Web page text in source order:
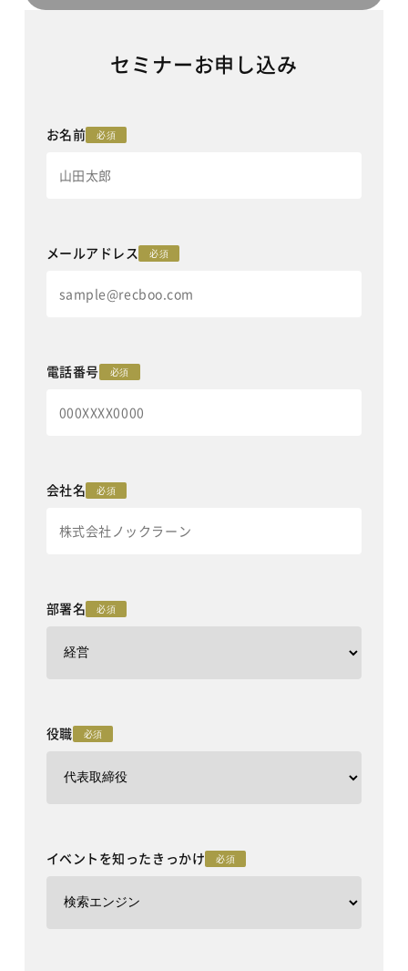
セミナーお申し込み
お名前 必須
メールアドレス 必須
電話番号 必須
会社名 必須
部署名 必須
役職 必須
イベントを知ったきっかけ 必須